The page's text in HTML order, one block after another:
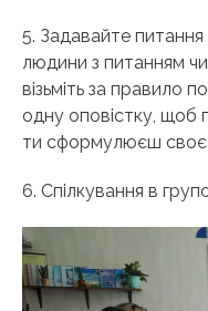
5. Задавайте питання
людини з питанням
візьміть за правило
одну оповістку, щоб
ти сформулюєш своє
6. Спілкування в